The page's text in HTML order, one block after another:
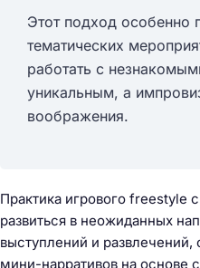
Этот подход особенно
тематических
работать с
уникальным, а
воображения.
Практика игрового freestyle
развиться в неожиданных
выступлений и
мини-нарративов на основе